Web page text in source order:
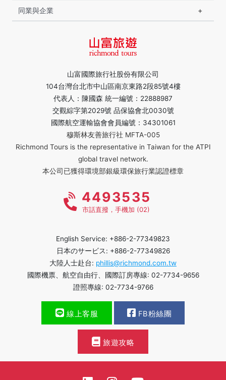
山富國際旅行社股份有限公司
104台灣台北市中山區南京東路2段85號4樓
代表人：陳國森 統一編號：22888987
交觀綜字第2029號 品保協會北0030號
國際航空運輸協會會員編號：34301061
穆斯林友善旅行社 MFTA-005
Richmond Tours is the representative in Taiwan for the ATPI
global travel network.
本公司已獲得環境部銀級環保旅行業認證標章
同業與企業
4493535
市話直撥，手機加 (02)
English Service: +886-2-77349823
日本のサービス: +886-2-77349826
大陸人士赴台: phillis@richmond.com.tw
國際機票、航空自由行、國際訂房專線: 02-7734-9656
證照專線: 02-7734-9766
線上客服 FB粉絲團
旅遊攻略